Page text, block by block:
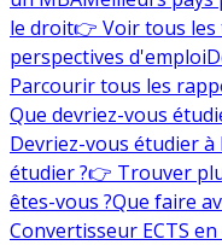
le droit👉 Voir tous les
perspectives d'emploi
Parcourir tous les
Que devriez-vous
Devriez-vous étudier à
étudier ?👉 Trouver
êtes-vous ?Que faire
Convertisseur ECTS